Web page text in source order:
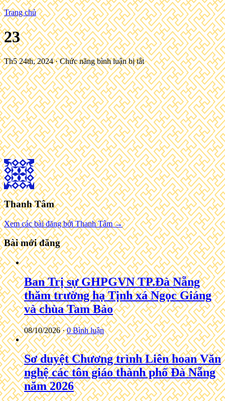
Trang chủ
23
Th5 24th, 2024 ·Chức năng bình luận bị tắtở
23
Thanh Tâm
Xem các bài đăng bởi Thanh Tâm →
Bài mới đăng
Ban Trị sự GHPGVN TP.Đà Nẵng
thăm trường hạ Tịnh xá Ngọc Giáng
và chùa Tam Bảo
08/10/2026 ·0 Bình luận
Sơ duyệt Chương trình Liên hoan Văn
nghệ các tôn giáo thành phố Đà Nẵng
năm 2026